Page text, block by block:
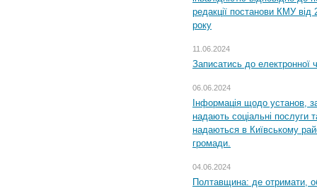
редакції постанови КМУ
року
11.06.2024
Записатись до електронної
06.06.2024
Інформація щодо установ,
надають соціальні послуги
надаються в Київському
громади.
04.06.2024
Полтавщина: де отримати,